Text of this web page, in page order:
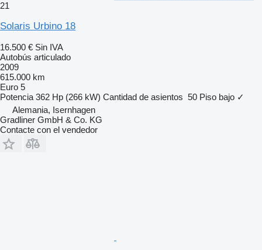
21
Solaris Urbino 18
16.500 € Sin IVA
Autobús articulado
2009
615.000 km
Euro 5
Potencia 362 Hp (266 kW) Cantidad de asientos 50 Piso bajo ✓
Alemania, Isernhagen
Gradliner GmbH & Co. KG
Contacte con el vendedor